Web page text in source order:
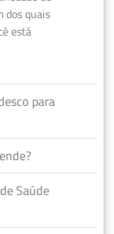
dos quais
está
para
Saúde